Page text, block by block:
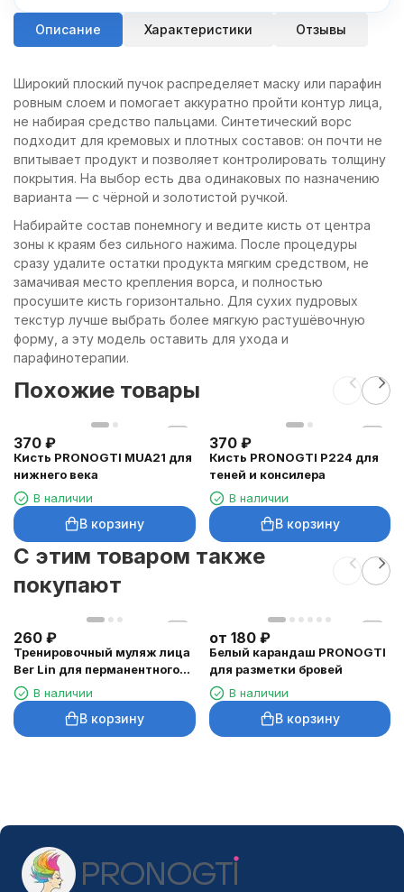
Описание Характеристики Отзывы
Широкий плоский пучок распределяет маску или парафин
ровным слоем и помогает аккуратно пройти контур лица,
не набирая средство пальцами. Синтетический ворс
подходит для кремовых и плотных составов: он почти не
впитывает продукт и позволяет контролировать толщину
покрытия. На выбор есть два одинаковых по назначению
варианта — с чёрной и золотистой ручкой.
Набирайте состав понемногу и ведите кисть от центра
зоны к краям без сильного нажима. После процедуры
сразу удалите остатки продукта мягким средством, не
замачивая место крепления ворса, и полностью
просушите кисть горизонтально. Для сухих пудровых
текстур лучше выбрать более мягкую растушёвочную
форму, а эту модель оставить для ухода и
парафинотерапии.
Похожие товары
370 ₽
Кисть PRONOGTI MUA21 для
нижнего века
В наличии
В корзину
370 ₽
Кисть PRONOGTI P224 для
теней и консилера
В наличии
В корзину
C этим товаром также
покупают
260 ₽
Тренировочный муляж лица
Ber Lin для перманентного
макияжа
В наличии
В корзину
от 180 ₽
Белый карандаш PRONOGTI
для разметки бровей
В наличии
В корзину